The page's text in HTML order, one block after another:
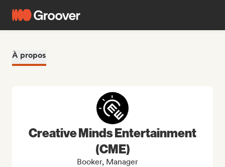
À propos
Creative Minds Entertainment
(CME)
Booker, Manager